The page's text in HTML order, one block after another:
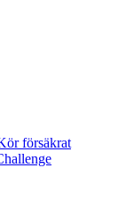
försäkrat